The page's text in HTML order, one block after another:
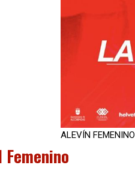
ALEVÍN FEMENINO